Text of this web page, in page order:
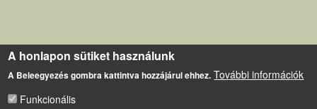
A honlapon sütiket használunk
A Beleegyezés gombra kattintva hozzájárul ehhez. További információk
Funkcionális